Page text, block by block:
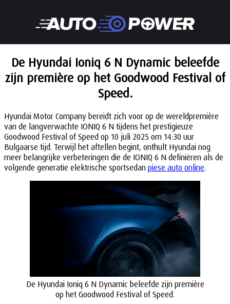
De Hyundai Ioniq 6 N Dynamic beleefde
zijn première op het Goodwood Festival of
Speed.
Hyundai Motor Company bereidt zich voor op de wereldpremière
van de langverwachte IONIQ 6 N tijdens het prestigieuze
Goodwood Festival of Speed op 10 juli 2025 om 14:30 uur
Bulgaarse tijd. Terwijl het aftellen begint, onthult Hyundai nog
meer belangrijke verbeteringen die de IONIQ 6 N definiëren als de
volgende generatie elektrische sportsedan piese auto online.
De Hyundai Ioniq 6 N Dynamic beleefde zijn première
op het Goodwood Festival of Speed.